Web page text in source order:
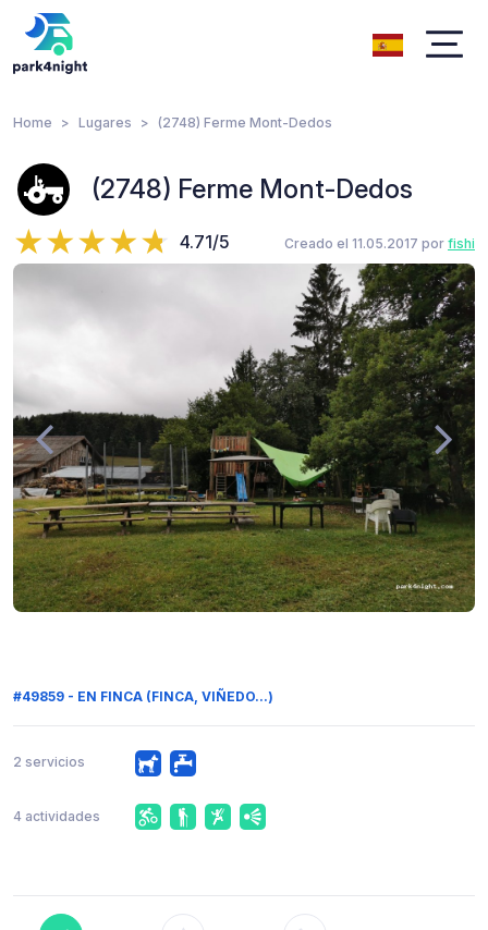
Home Lugares (2748) Ferme Mont-Dedos
(2748) Ferme Mont-Dedos
4.71/5 Creado el 11.05.2017 por fishi
#49859 - EN FINCA (FINCA, VIÑEDO...)
2 servicios
4 actividades